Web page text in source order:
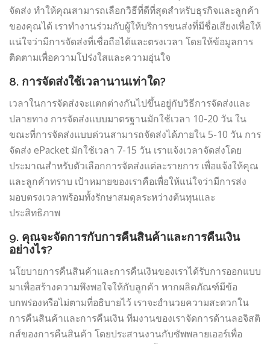
จัดส่ง ทำให้คุณสามารถเลือกวิธีที่ดีที่สุดสำหรับธุรกิจและลูกค้า
ของคุณได้ เราทำงานร่วมกับผู้ให้บริการขนส่งที่มีชื่อเสียงเพื่อให้
แน่ใจว่ามีการจัดส่งที่เชื่อถือได้และตรงเวลา โดยให้ข้อมูลการ
ติดตามเพื่อความโปร่งใสและความอุ่นใจ
8. การจัดส่งใช้เวลานานเท่าใด?
เวลาในการจัดส่งจะแตกต่างกันไปขึ้นอยู่กับวิธีการจัดส่งและ
ปลายทาง การจัดส่งแบบมาตรฐานมักใช้เวลา 10-20 วัน ใน
ขณะที่การจัดส่งแบบด่วนสามารถจัดส่งได้ภายใน 5-10 วัน การ
จัดส่ง ePacket มักใช้เวลา 7-15 วัน เราแจ้งเวลาจัดส่งโดย
ประมาณสำหรับตัวเลือกการจัดส่งแต่ละรายการ เพื่อแจ้งให้คุณ
และลูกค้าทราบ เป้าหมายของเราคือเพื่อให้แน่ใจว่ามีการส่ง
มอบตรงเวลาพร้อมทั้งรักษาสมดุลระหว่างต้นทุนและ
ประสิทธิภาพ
9. คุณจะจัดการกับการคืนสินค้าและการคืนเงิน
อย่างไร?
นโยบายการคืนสินค้าและการคืนเงินของเราได้รับการออกแบบ
มาเพื่อสร้างความพึงพอใจให้กับลูกค้า หากผลิตภัณฑ์มีข้อ
บกพร่องหรือไม่ตามที่อธิบายไว้ เราจะอำนวยความสะดวกใน
การคืนสินค้าและการคืนเงิน ทีมงานของเราจัดการด้านลอจิสติ
กส์ของการคืนสินค้า โดยประสานงานกับซัพพลายเออร์เพื่อ